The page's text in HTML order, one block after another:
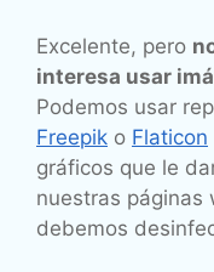
Excelente, pero
interesa usar
Podemos usar
Freepik o Flaticon
gráficos que le
nuestras páginas
debemos